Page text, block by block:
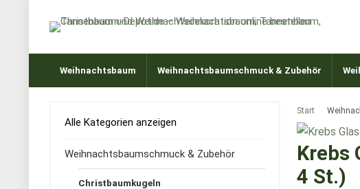
Weihnachtsbaum Weihnachtsbaumschmuck & Zubehör
Start
Krebs
4 St.)
Alle Kategorien anzeigen
Weihnachtsbaumschmuck & Zubehör
Christbaumkugeln